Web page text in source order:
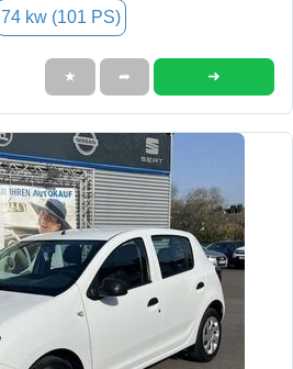
74 kw (101 PS)
★ ➦ ➜